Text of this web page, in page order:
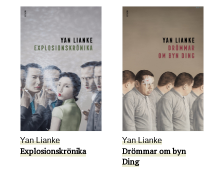
Yan Lianke
Explosionskrönika
Yan Lianke
Drömmar om byn
Ding